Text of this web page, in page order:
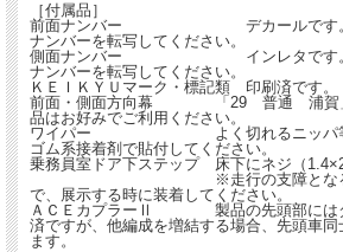
［付属品］
前面ナンバー デカールです。図
ナンバーを転写してください。
側面ナンバー インレタです。図
ナンバーを転写してください。
ＫＥＩＫＹＵマーク・標記類 印刷済です。
前面・側面方向幕 「29 普通 浦賀」
品はお好みでご利用ください。
ワイパー よく切れるニッパ等で
ゴム系接着剤で貼付してください。
乗務員室ドア下ステップ 床下にネジ（
※走行の支障となる場合
で、展示する時に装着してください。
ＡＣＥカプラーⅡ 製品の先頭部にはダ
済ですが、他編成を増結する場合、先頭車同
ます。